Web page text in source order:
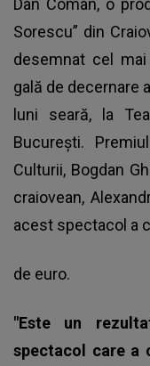
Dan Coman, o
Sorescu” din
desemnat cel
gală de decernare
luni seară, la
Bucureşti.
Culturii, Bogdan
craiovean,
acest spectacol a
de euro.
"Este un
spectacol care a